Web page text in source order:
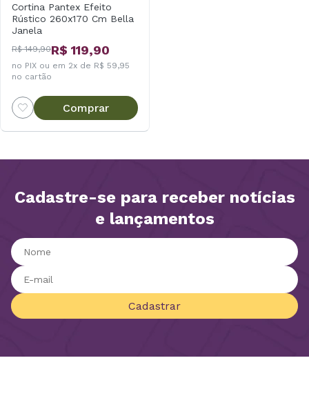
Cortina Pantex Efeito
Rústico 260x170 Cm Bella
Janela
R$ 149,90R$ 119,90
no PIX ou em 2x de R$ 59,95
no cartão
Comprar
Cadastre-se para receber notícias
e lançamentos
Cadastrar